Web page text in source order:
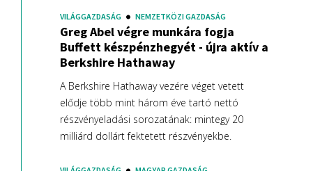
VILÁGGAZDASÁG NEMZETKÖZI GAZDASÁG
Greg Abel végre munkára fogja
Buffett készpénzhegyét - újra aktív a
Berkshire Hathaway
A Berkshire Hathaway vezére véget vetett
elődje több mint három éve tartó nettó
részvényeladási sorozatának: mintegy 20
milliárd dollárt fektetett részvényekbe.